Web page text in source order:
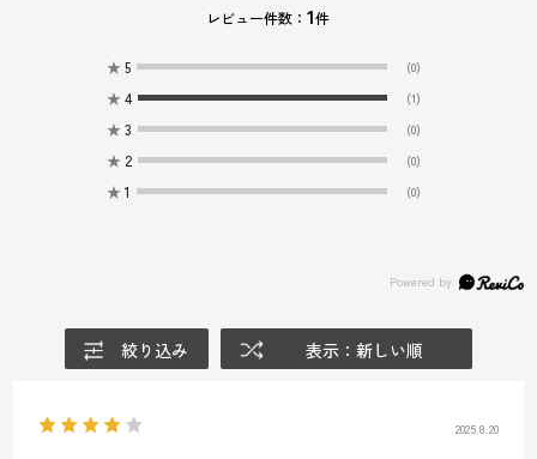
レビュー件数：1件
★ 5 (0)
★ 4 (1)
★ 3 (0)
★ 2 (0)
★ 1 (0)
絞り込み 表示：新しい順
2025.8.20